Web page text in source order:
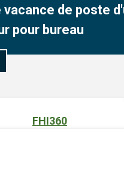
vacance de poste
pour bureau
FHI360